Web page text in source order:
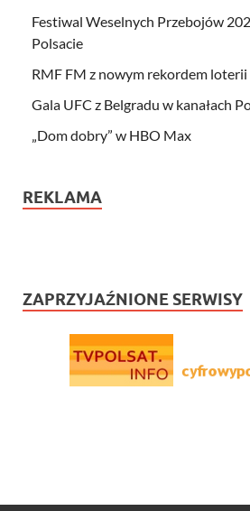
Festiwal Weselnych Przebojów
Polsacie
RMF FM z nowym rekordem
Gala UFC z Belgradu w kanałach
„Dom dobry” w HBO Max
REKLAMA
ZAPRZYJAŹNIONE SERWISY